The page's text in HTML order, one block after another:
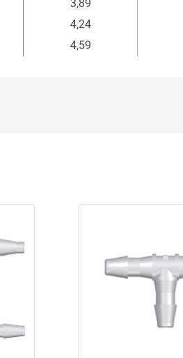
3,89
4,24
4,59